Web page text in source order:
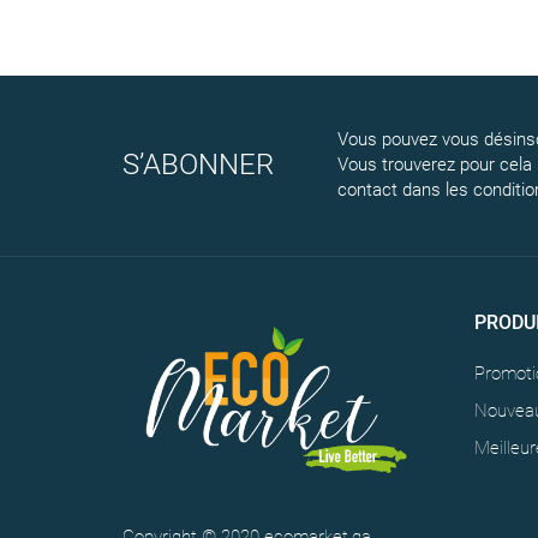
S’ABONNER
Vous pouvez vous
Vous trouverez pour
contact dans les